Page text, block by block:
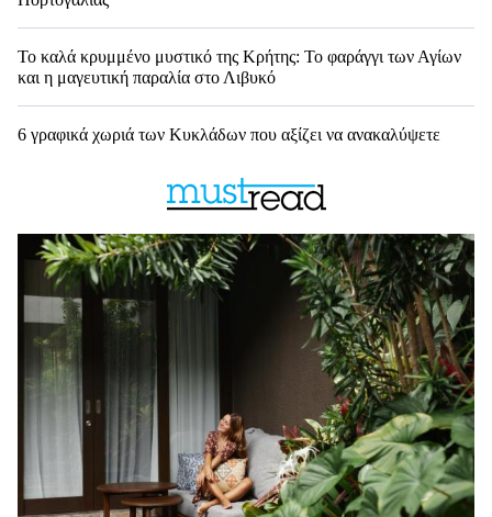
Το καλά κρυμμένο μυστικό της Κρήτης: Το φαράγγι των Αγίων
και η μαγευτική παραλία στο Λιβυκό
6 γραφικά χωριά των Κυκλάδων που αξίζει να ανακαλύψετε